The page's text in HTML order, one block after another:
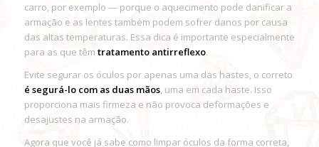
carro, por exemplo — porque o aquecimento pode danificar a
armação e as lentes também podem sofrer danos por causa
das altas temperaturas. Essa dica é importante especialmente
para as que têm tratamento antirreflexo.
Evite segurar os óculos por apenas uma das hastes, o correto
é segurá-lo com as duas mãos, uma em cada haste. Isso
proporciona mais firmeza e não provoca deformações e
desajustes na armação.
Agora que você já sabe como limpar óculos da forma correta,